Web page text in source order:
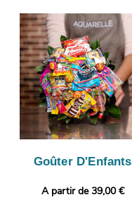
Goûter D'Enfants
A partir de 39,00 €